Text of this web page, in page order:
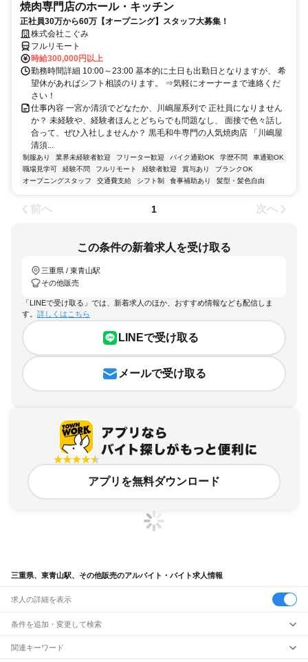
焼肉専門店のホール・キッチン
正社員30万から60万【オープニング】スタッフ大募集！
株式会社こぐみ
フルリモート
時給300,000円以上
勤務時間詳細 10:00～23:00 基本的に土日も出勤日となりますが、 希
望休があればシフト相談のります。 ⇒気軽にオーナーまで連絡くだ
さい！
仕事内容 一宮か清須でどなたか、川嶋屋系列で 正社員になりません
か？ 未経験や、経験者ほんとどちらでも問題なし、 面接で色々話し
合って、ぜひ入社しませんか？ 黒毛和牛専門の人気焼肉店 「川嶋屋
清須...
制服あり 業界未経験者歓迎 フリーター歓迎 バイク通勤OK 学歴不問
車通勤OK
職場見学可
経験不問 フルリモート 経験者歓迎 賞与あり
ブランクOK
オープニングスタッフ
交通費支給 シフト制 食事補助あり 髪型・髪色自由
前へ 1 次へ
この条件の新着求人を受け取る
三重県 / 東青山駅
その他販売
「LINEで受け取る」では、新着求人のほか、おすすめ情報なども配信しま
す。 詳しくはこちら
LINEで受け取る
メールで受け取る
アプリを無料ダウンロード
三重県、東青山駅、その他販売のアルバイト・バイト求人情報
求人の詳細を表示
条件を追加・変更して検索
市区町村を追加・変更
関連キーワード